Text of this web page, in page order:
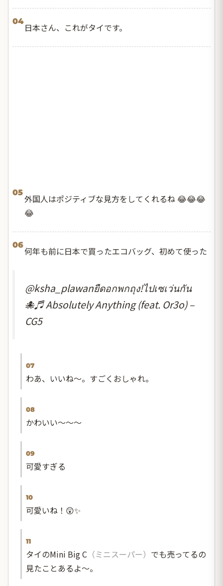
04
日本さん、これがタイです。
05
外国人はポジティブな見方をしてくれるね 😂😂😂
😂
06
何年も前に日本で買ったエコバッグ、初めて使った
@ksha_plawanยืดอกพกถุง!ไปเซเว่นกัน
🐙♬ Absolutely Anything (feat. Or3o) –
CG5
07
わあ、いいね〜。すごくおしゃれ。
08
かわいい〜〜〜
09
可愛すぎる
10
可愛いね！😲✨
11
タイのMini Big C （ミニスーパー） でも売ってるの
見たことあるよ〜。